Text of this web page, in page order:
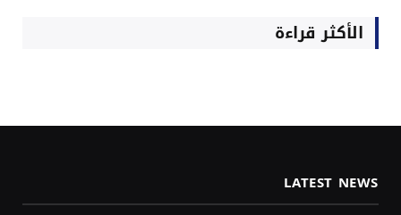
الأكثر قراءة
LATEST NEWS